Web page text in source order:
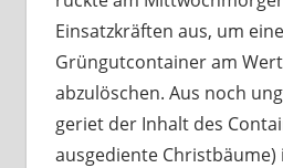
Einsatzkräften aus, um
Grüngutcontainer am
abzulöschen. Aus noch
geriet der Inhalt des
ausgediente Christbäume)